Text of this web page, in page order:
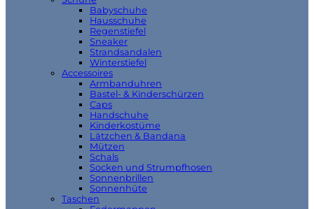
Babyschuhe
Hausschuhe
Regenstiefel
Sneaker
Strandsandalen
Winterstiefel
Accessoires
Armbanduhren
Bastel- & Kinderschürzen
Caps
Handschuhe
Kinderkostüme
Lätzchen & Bandana
Mützen
Schals
Socken und Strumpfhosen
Sonnenbrillen
Sonnenhüte
Taschen